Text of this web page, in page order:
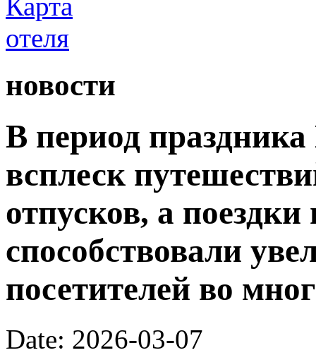
новости
В период
всплеск
отпусков, а
способствовали
посетителей во
Date: 2026-03-07